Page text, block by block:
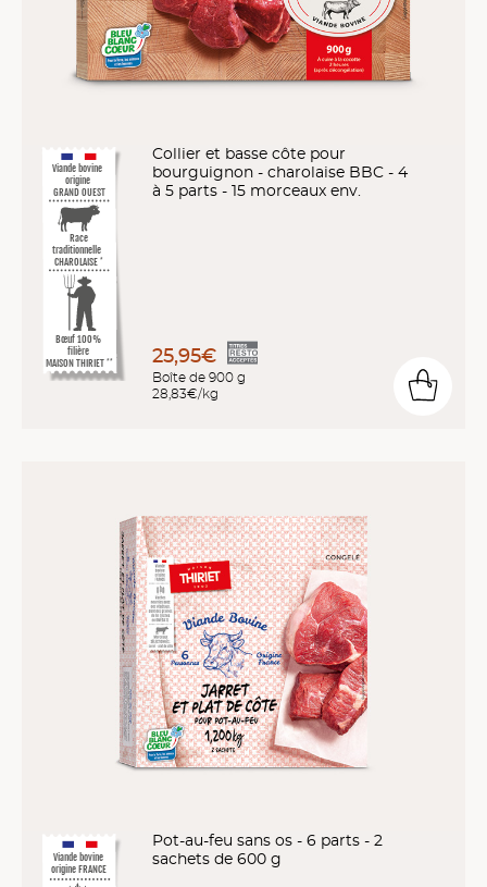
Viande bovine
origine
GRAND OUEST
Bœuf 100%
filière
MAISON THIRIET **
Race
traditionnelle
CHAROLAISE *
Collier et basse côte pour
bourguignon - charolaise BBC - 4
à 5 parts - 15 morceaux env.
25,95€
Boîte de 900 g
28,83€/kg
Viande bovine
origine FRANCE
Pot-au-feu sans os - 6 parts - 2
sachets de 600 g